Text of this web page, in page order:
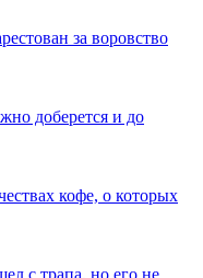
за воровство
доберется и до
кофе, о которых
с трапа, но его не